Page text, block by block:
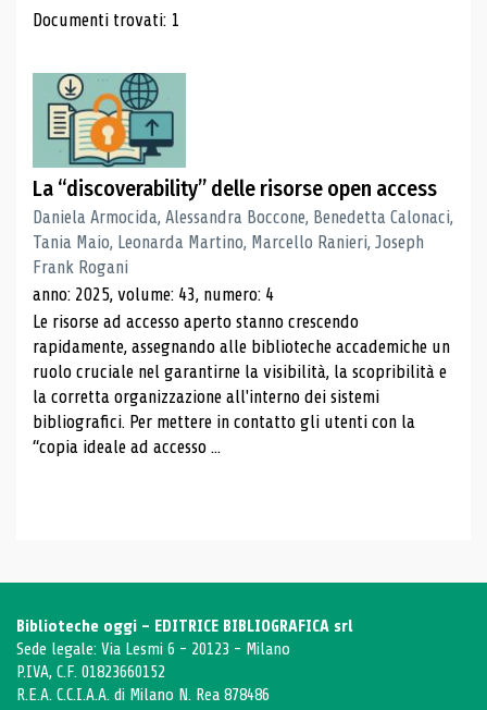
Risultati di ricerca
Documenti trovati: 1
La “discoverability” delle risorse open access
Daniela Armocida, Alessandra Boccone, Benedetta Calonaci,
Tania Maio, Leonarda Martino, Marcello Ranieri, Joseph
Frank Rogani
anno: 2025, volume: 43, numero: 4
Le risorse ad accesso aperto stanno crescendo
rapidamente, assegnando alle biblioteche accademiche un
ruolo cruciale nel garantirne la visibilità, la scopribilità e
la corretta organizzazione all'interno dei sistemi
bibliografici. Per mettere in contatto gli utenti con la
“copia ideale ad accesso ...
Biblioteche oggi - EDITRICE BIBLIOGRAFICA srl
Sede legale: Via Lesmi 6 - 20123 - Milano
P.IVA, C.F. 01823660152
R.E.A. C.C.I.A.A. di Milano N. Rea 878486